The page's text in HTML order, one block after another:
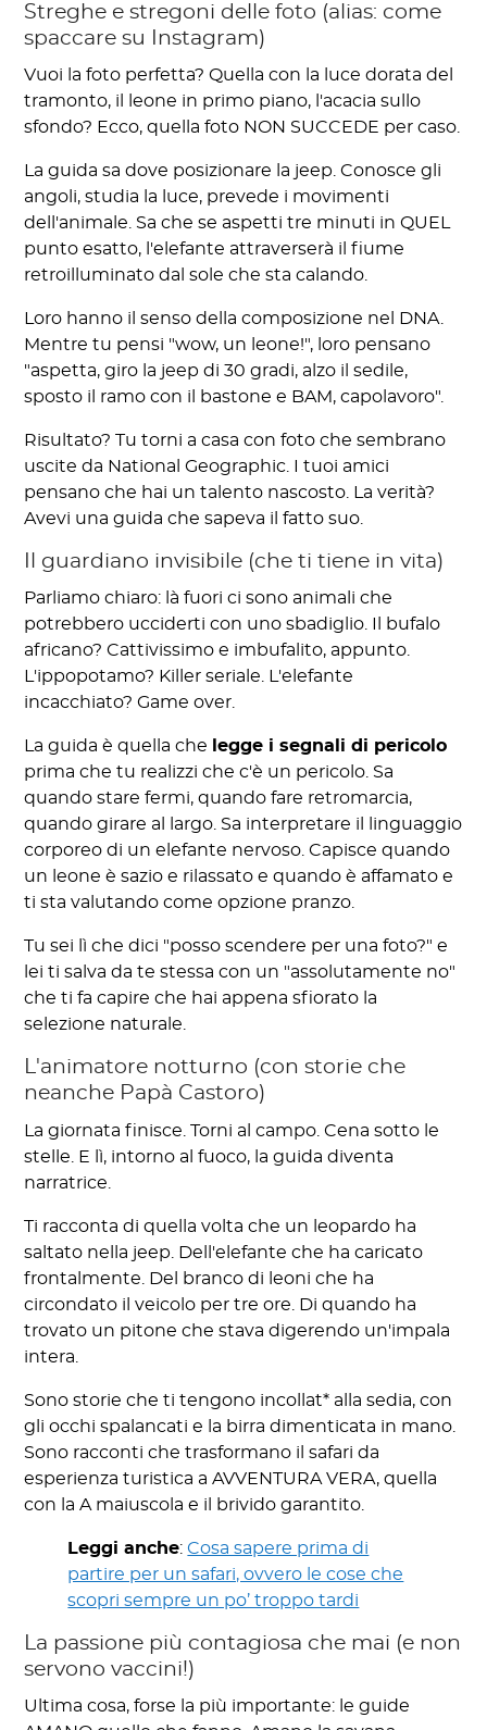
Streghe e stregoni delle foto (alias: come
spaccare su Instagram)
Vuoi la foto perfetta? Quella con la luce dorata del
tramonto, il leone in primo piano, l'acacia sullo
sfondo? Ecco, quella foto NON SUCCEDE per caso.
La guida sa dove posizionare la jeep. Conosce gli
angoli, studia la luce, prevede i movimenti
dell'animale. Sa che se aspetti tre minuti in QUEL
punto esatto, l'elefante attraverserà il fiume
retroilluminato dal sole che sta calando.
Loro hanno il senso della composizione nel DNA.
Mentre tu pensi "wow, un leone!", loro pensano
"aspetta, giro la jeep di 30 gradi, alzo il sedile,
sposto il ramo con il bastone e BAM, capolavoro".
Risultato? Tu torni a casa con foto che sembrano
uscite da National Geographic. I tuoi amici
pensano che hai un talento nascosto. La verità?
Avevi una guida che sapeva il fatto suo.
Il guardiano invisibile (che ti tiene in vita)
Parliamo chiaro: là fuori ci sono animali che
potrebbero ucciderti con uno sbadiglio. Il bufalo
africano? Cattivissimo e imbufalito, appunto.
L'ippopotamo? Killer seriale. L'elefante
incacchiato? Game over.
La guida è quella che
legge i segnali di pericolo
prima che tu realizzi che c'è un pericolo. Sa
quando stare fermi, quando fare retromarcia,
quando girare al largo. Sa interpretare il linguaggio
corporeo di un elefante nervoso. Capisce quando
un leone è sazio e rilassato e quando è affamato e
ti sta valutando come opzione pranzo.
Tu sei lì che dici "posso scendere per una foto?" e
lei ti salva da te stessa con un "assolutamente no"
che ti fa capire che hai appena sfiorato la
selezione naturale.
L'animatore notturno (con storie che
neanche Papà Castoro)
La giornata finisce. Torni al campo. Cena sotto le
stelle. E lì, intorno al fuoco, la guida diventa
narratrice.
Ti racconta di quella volta che un leopardo ha
saltato nella jeep. Dell'elefante che ha caricato
frontalmente. Del branco di leoni che ha
circondato il veicolo per tre ore. Di quando ha
trovato un pitone che stava digerendo un'impala
intera.
Sono storie che ti tengono incollat* alla sedia, con
gli occhi spalancati e la birra dimenticata in mano.
Sono racconti che trasformano il safari da
esperienza turistica a AVVENTURA VERA, quella
con la A maiuscola e il brivido garantito.
Leggi anche:Cosa sapere prima di
partire per un safari, ovvero le cose che
scopri sempre un po’ troppo tardi
La passione più contagiosa che mai (e non
servono vaccini!)
Ultima cosa, forse la più importante: le guide